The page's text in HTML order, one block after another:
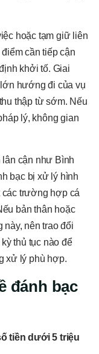
hoặc tạm giữ liên
cần tiếp cận
khởi tố. Giai
hướng đi của vụ
thập từ sớm. Nếu
lý, không gian
lân cận như Bình
bạc bị xử lý hình
trường hợp cá
bản thân hoặc
nên trao đổi
thủ tục nào để
xử lý phù hợp.
đánh bạc
tiền dưới 5 triệu